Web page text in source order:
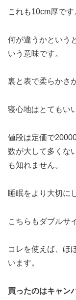
これも10cm厚で
何が違うかという
いう意味です。
裏と表で柔らかさ
寝心地はとてもい
値段は定価で
数が大して多くな
も知れません。
睡眠をより大切に
こちらもダブルサ
コレを使えば、ほ
います。
買ったのはキャン